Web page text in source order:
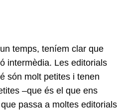
temps, teníem clar que
intermèdia. Les editorials
són molt petites i tenen
–que és el que ens
passa a moltes editorials